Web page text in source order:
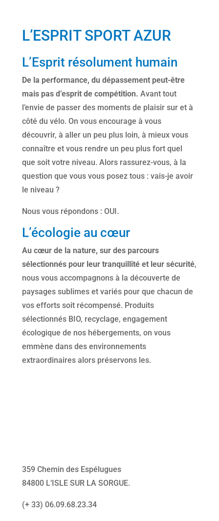
L’ESPRIT SPORT AZUR
L’Esprit résolument humain
De la performance, du dépassement peut-être
mais pas d’esprit de compétition. Avant tout
l’envie de passer des moments de plaisir sur et à
côté du vélo. On vous encourage à vous
découvrir, à aller un peu plus loin, à mieux vous
connaître et vous rendre un peu plus fort quel
que soit votre niveau. Alors rassurez-vous, à la
question que vous vous posez tous : vais-je avoir
le niveau ?
Nous vous répondons : OUI.
L’écologie au cœur
Au cœur de la nature, sur des parcours
sélectionnés pour leur tranquillité et leur sécurité,
nous vous accompagnons à la découverte de
paysages sublimes et variés pour que chacun de
vos efforts soit récompensé. Produits
sélectionnés BIO, recyclage, engagement
écologique de nos hébergements, on vous
emmène dans des environnements
extraordinaires alors préservons les.
359 Chemin des Espélugues
84800 L’ISLE SUR LA SORGUE.
(+ 33) 06.09.68.23.34